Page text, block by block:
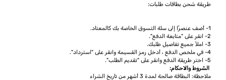
طريقة شحن بطاقات طلبات:
1- أضف عنصرًا إلى سلة التسوق الخاصة بك كالمعتاد.
2- انقر على "متابعة الدفع".
3- املأ جميع تفاصيل طلبك.
4- في ملخص الدفع ، أدخل رمز القسيمة وانقر على "استرداد".
5- اختر طريقة الدفع وانقر على "تقديم الطلب".
الشروط والاحكام:
ملاحظة: البطاقة صالحة لمدة 3 أشهر من تاريخ الشراء